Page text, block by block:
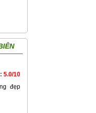
5.0/10
đẹp